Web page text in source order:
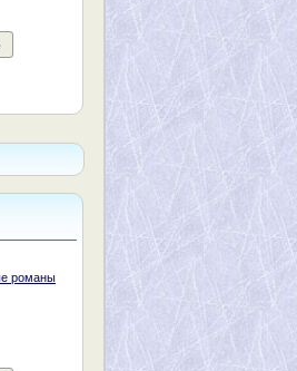
романы